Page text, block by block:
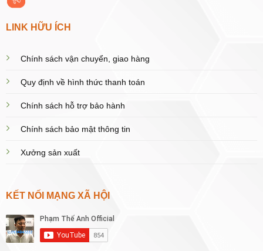
LINK HỮU ÍCH
Chính sách vận chuyển, giao hàng
Quy định về hình thức thanh toán
Chính sách hỗ trợ bảo hành
Chính sách bảo mật thông tin
Xưởng sản xuất
KẾT NỐI MẠNG XÃ HỘI